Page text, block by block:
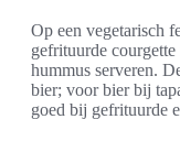
Op een vegetarisch
gefrituurde
hummus serveren.
bier; voor bier bij
goed bij gefrituurde